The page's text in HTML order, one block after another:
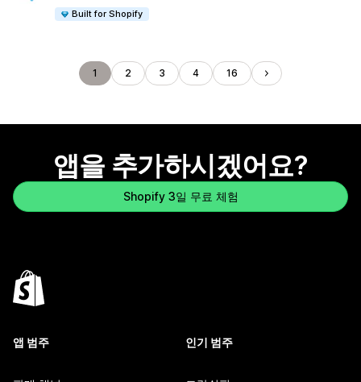
Built for Shopify
1 2 3 4 16
앱을 추가하시겠어요?
Shopify 3일 무료 체험
앱 범주 인기 범주